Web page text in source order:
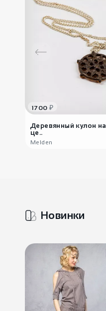
1700 ₽
Деревянный кулон на
це..
Melden
Новинки